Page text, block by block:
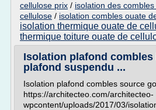
cellulose prix / isolation des
cellulose / isolation combles ouate
isolation thermique ouate de
thermique toiture ouate de
Isolation plafond combles
plafond suspendu ...
Isolation plafond combles source
https://architecteo.com/architecteo-
wpcontent/uploads/2017/03/